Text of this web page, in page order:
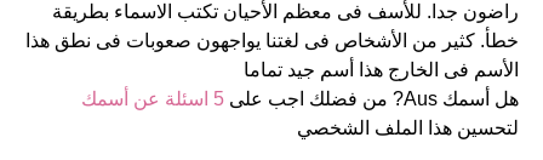
راضون جدا. للأسف فى معظم الأحيان تكتب الاسماء بطريقة
خطأ. كثير من الأشخاص فى لغتنا يواجهون صعوبات فى نطق هذا
الأسم فى الخارج هذا أسم جيد تماما
هل أسمك Aus? من فضلك اجب على
5 اسئلة عن أسمك
لتحسين هذا الملف الشخصي